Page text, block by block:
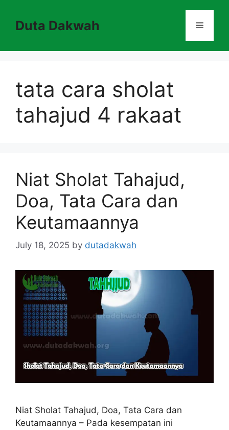
contentDuta Dakwah Menu
tata cara sholat
tahajud 4 rakaat
Niat Sholat Tahajud,
Doa, Tata Cara dan
Keutamaannya
July 18, 2025 by dutadakwah
Niat Sholat Tahajud, Doa, Tata Cara dan
Keutamaannya – Pada kesempatan ini